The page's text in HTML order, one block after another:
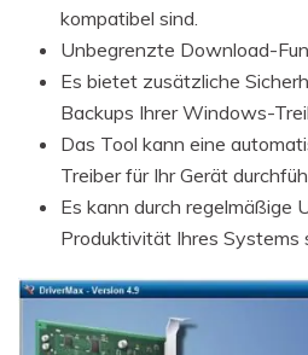
kompatibel sind.
Unbegrenzte Download-
Es bietet zusätzliche
Backups Ihrer Windows-
Das Tool kann eine
Treiber für Ihr Gerät
Es kann durch regelmäßige
Produktivität Ihres Systems